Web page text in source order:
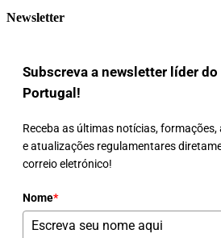
Newsletter
Subscreva a newsletter líder
Portugal!
Receba as últimas notícias,
e atualizações regulamentares
correio eletrónico!
Nome*